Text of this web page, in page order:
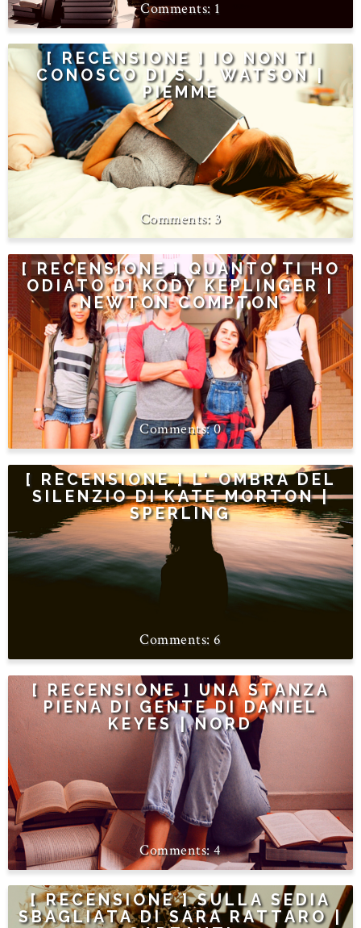
1
[ RECENSIONE ] IO NON TI
CONOSCO DI S.J. WATSON |
PIEMME
3
[ RECENSIONE ] QUANTO TI HO
ODIATO DI KODY KEPLINGER |
NEWTON COMPTON
0
[ RECENSIONE ] L' OMBRA DEL
SILENZIO DI KATE MORTON |
SPERLING
6
[ RECENSIONE ] UNA STANZA
PIENA DI GENTE DI DANIEL
KEYES | NORD
4
[ RECENSIONE ] SULLA SEDIA
SBAGLIATA DI SARA RATTARO |